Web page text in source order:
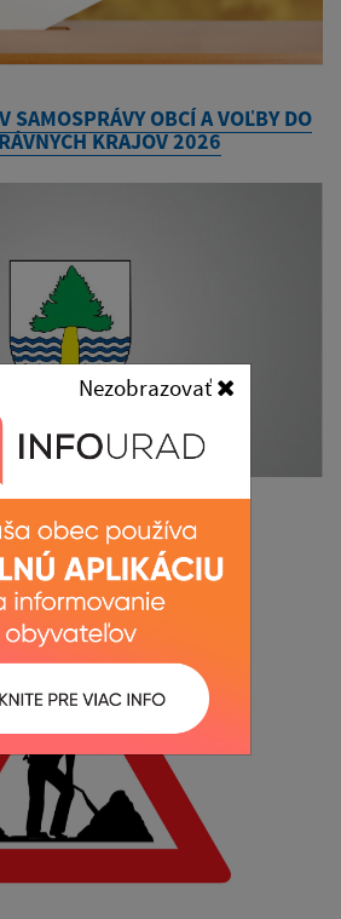
SAMOSPRÁVY OBCÍ A VOĽBY DO
KRAJOV 2026
utorok 04. augusta 2026
Nezobrazovať